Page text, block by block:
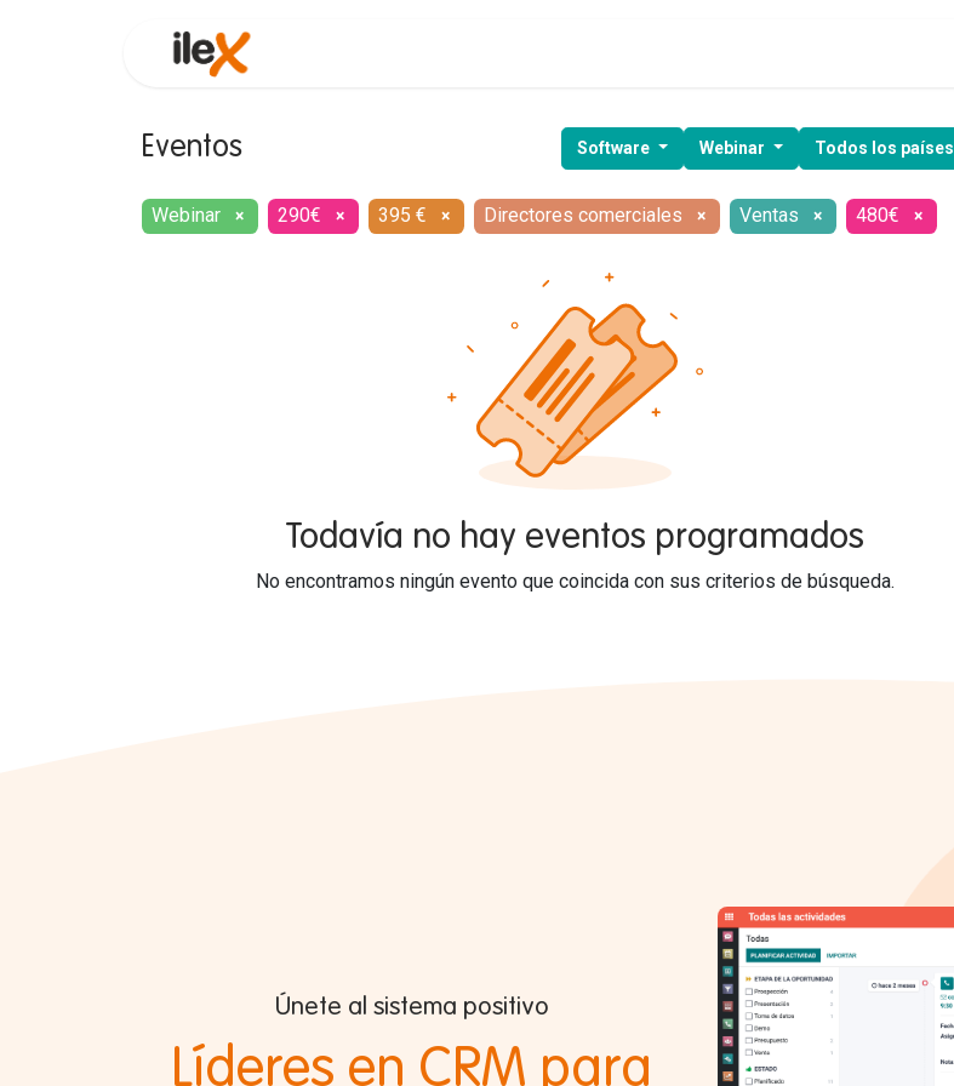
Eventos Software Webinar Todos los países
Webinar × 290€ × 395 € × Directores comerciales × Ventas × 480€ ×
Todavía no hay eventos programados
No encontramos ningún evento que coincida con sus criterios de búsqueda.
Únete al sistema positivo
Líderes en CRM para